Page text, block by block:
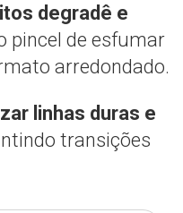
degradê e
pincel de esfumar
arredondado.
linhas duras e
transições